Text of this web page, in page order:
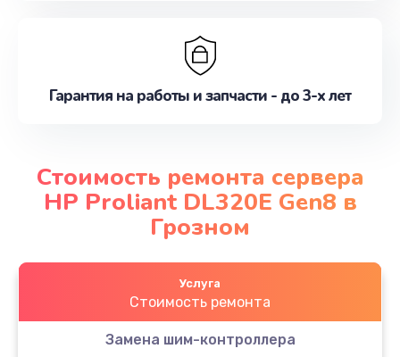
Гарантия на работы и запчасти - до 3-х лет
Стоимость ремонта сервера
HP Proliant DL320E Gen8 в
Грозном
Услуга
Стоимость ремонта
Замена шим-контроллера